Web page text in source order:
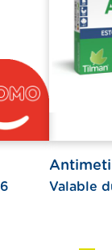
Valable